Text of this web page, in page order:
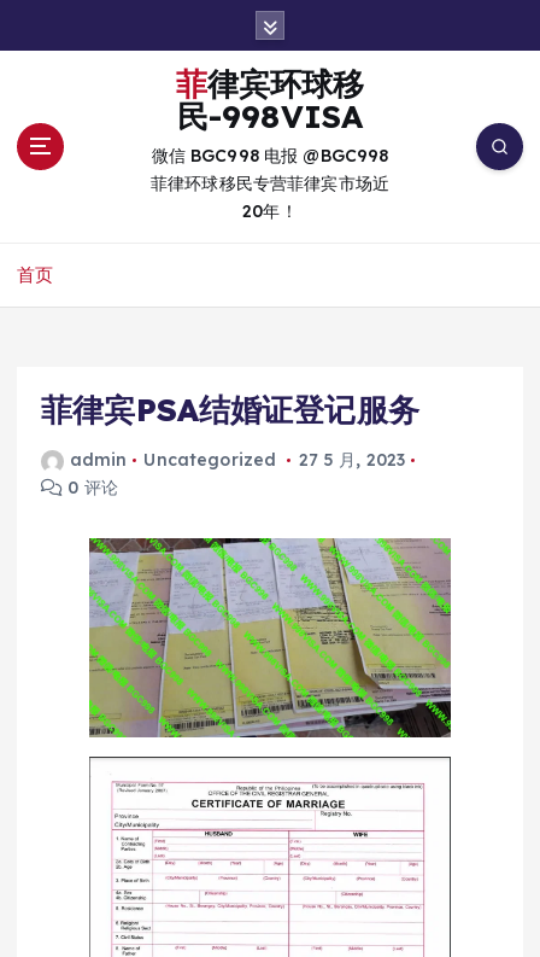
菲律宾环球移
民-998VISA
微信 BGC998 电报 @BGC998
菲律环球移民专营菲律宾市场近
20年！
首页
菲律宾PSA结婚证登记服务
admin Uncategorized
27 5 月, 2023
0 评论